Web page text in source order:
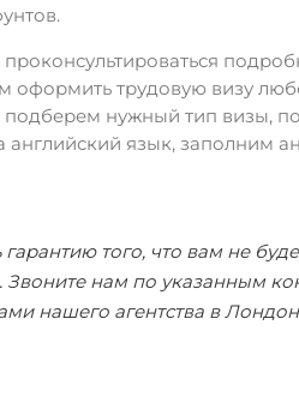
трудовую визу
нужный тип визы,
язык, заполним
того, что вам не
нам по указанным
нашего агентства в